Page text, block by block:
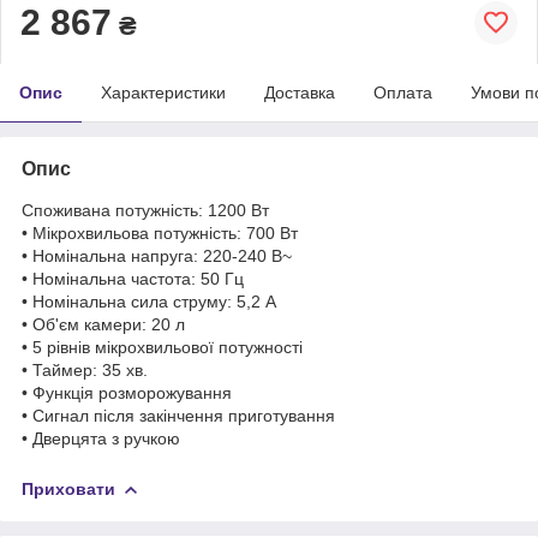
2 867 ₴
Опис Характеристики Доставка Оплата Умови
Опис
Споживана потужність: 1200 Вт
• Мікрохвильова потужність: 700 Вт
• Номінальна напруга: 220-240 В~
• Номінальна частота: 50 Гц
• Номінальна сила струму: 5,2 А
• Об'єм камери: 20 л
• 5 рівнів мікрохвильової потужності
• Таймер: 35 хв.
• Функція розморожування
• Сигнал після закінчення приготування
• Дверцята з ручкою
Приховати